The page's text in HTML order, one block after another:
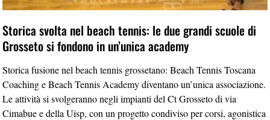
Storica svolta nel beach tennis: le due grandi scuole di
Grosseto si fondono in un’unica academy
Storica fusione nel beach tennis grossetano: Beach Tennis Toscana
Coaching e Beach Tennis Academy diventano un’unica associazione.
Le attività si svolgeranno negli impianti del Ct Grosseto di via
Cimabue e della Uisp, con un progetto condiviso per corsi, agonistica